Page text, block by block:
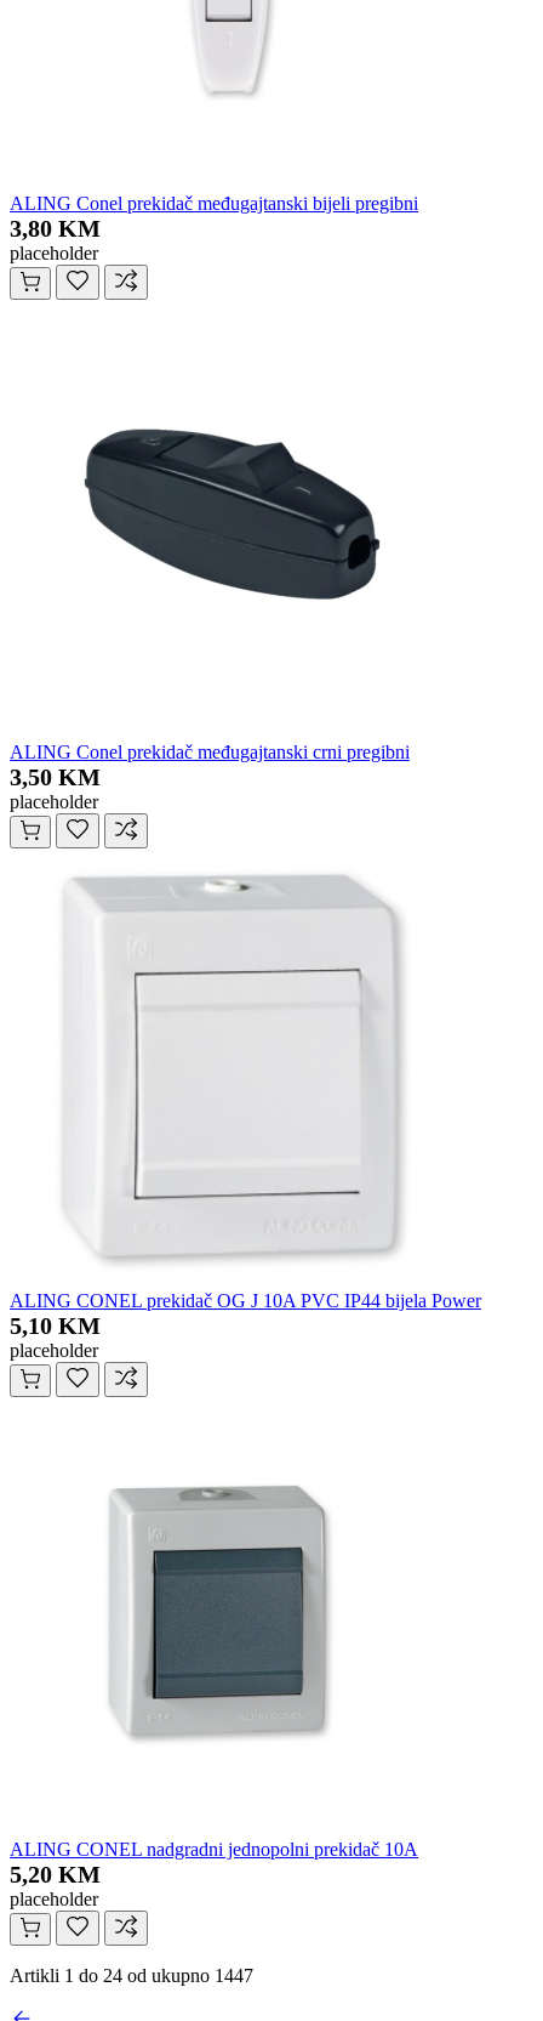
ALING Conel prekidač međugajtanski bijeli pregibni
3,80 KM
placeholder
ALING Conel prekidač međugajtanski crni pregibni
3,50 KM
placeholder
ALING CONEL prekidač OG J 10A PVC IP44 bijela Power
5,10 KM
placeholder
ALING CONEL nadgradni jednopolni prekidač 10A
5,20 KM
placeholder
Artikli 1 do 24 od ukupno 1447